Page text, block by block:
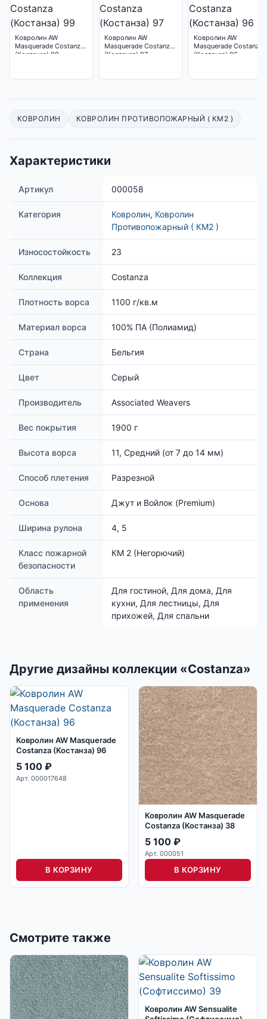
Ковролин AW
Masquerade Costanza
(Костанза) 99
Ковролин AW
Masquerade Costanza
(Костанза) 97
Ковролин AW
Masquerade Costanza
(Костанза) 96
КОВРОЛИН КОВРОЛИН ПРОТИВОПОЖАРНЫЙ ( КМ2 )
Характеристики
Артикул 000058
Категория Ковролин, Ковролин
Противопожарный ( КМ2 )
Износостойкость 23
Коллекция Costanza
Плотность ворса 1100 г/кв.м
Материал ворса 100% ПА (Полиамид)
Страна Бельгия
Цвет Серый
Производитель Associated Weavers
Вес покрытия 1900 г
Высота ворса 11, Средний (от 7 до 14 мм)
Способ плетения Разрезной
Основа Джут и Войлок (Premium)
Ширина рулона 4, 5
Класс пожарной
безопасности
КМ 2 (Негорючий)
Область
применения
Для гостиной, Для дома, Для
кухни, Для лестницы, Для
прихожей, Для спальни
Другие дизайны коллекции «Costanza»
Ковролин AW Masquerade
Costanza (Костанза) 96
5 100 ₽
Арт. 000017648
В КОРЗИНУ
Ковролин AW Masquerade
Costanza (Костанза) 38
5 100 ₽
Арт. 000051
В КОРЗИНУ
Смотрите также
Ковролин AW Sensualite